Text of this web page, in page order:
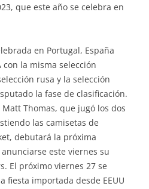
que este año se celebra en
en Portugal, España
la misma selección
rusa y la selección
la fase de clasificación.
Thomas, que jugó los dos
las camisetas de
debutará la próxima
este viernes su
El próximo viernes 27 se
fiesta importada desde EEUU